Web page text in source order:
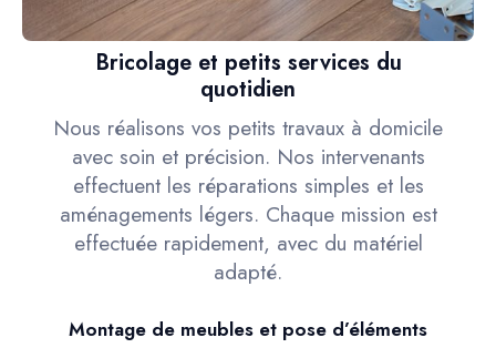
Bricolage et petits services du
quotidien
Nous réalisons vos petits travaux à domicile
avec soin et précision. Nos intervenants
effectuent les réparations simples et les
aménagements légers. Chaque mission est
effectuée rapidement, avec du matériel
adapté.
Montage de meubles et pose d’éléments